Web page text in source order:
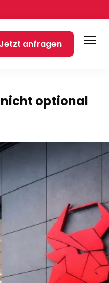
Jetzt anfragen
optional